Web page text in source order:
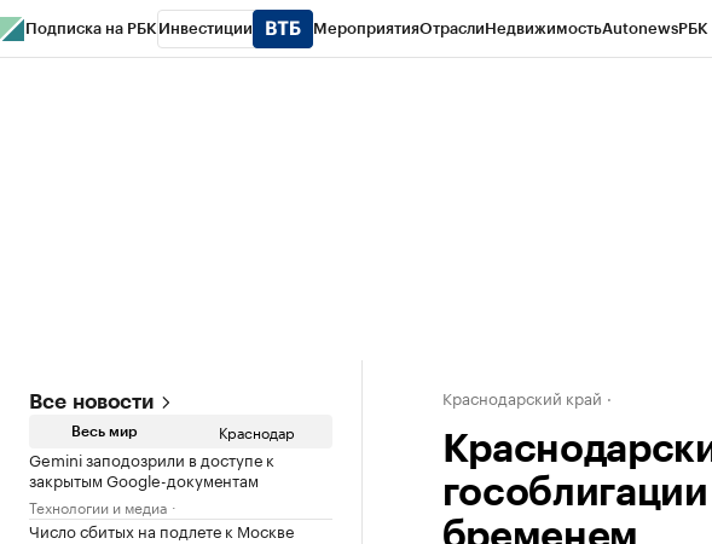
Подписка на РБК Инвестиции МероприятияОтраслиНедвижимостьAutonewsРБК
Все новости
Весь мир Краснодар
Gemini заподозрили в доступе к
закрытым Google-документам
Технологии и медиа
Число сбитых на подлете к Москве
Краснодарский край